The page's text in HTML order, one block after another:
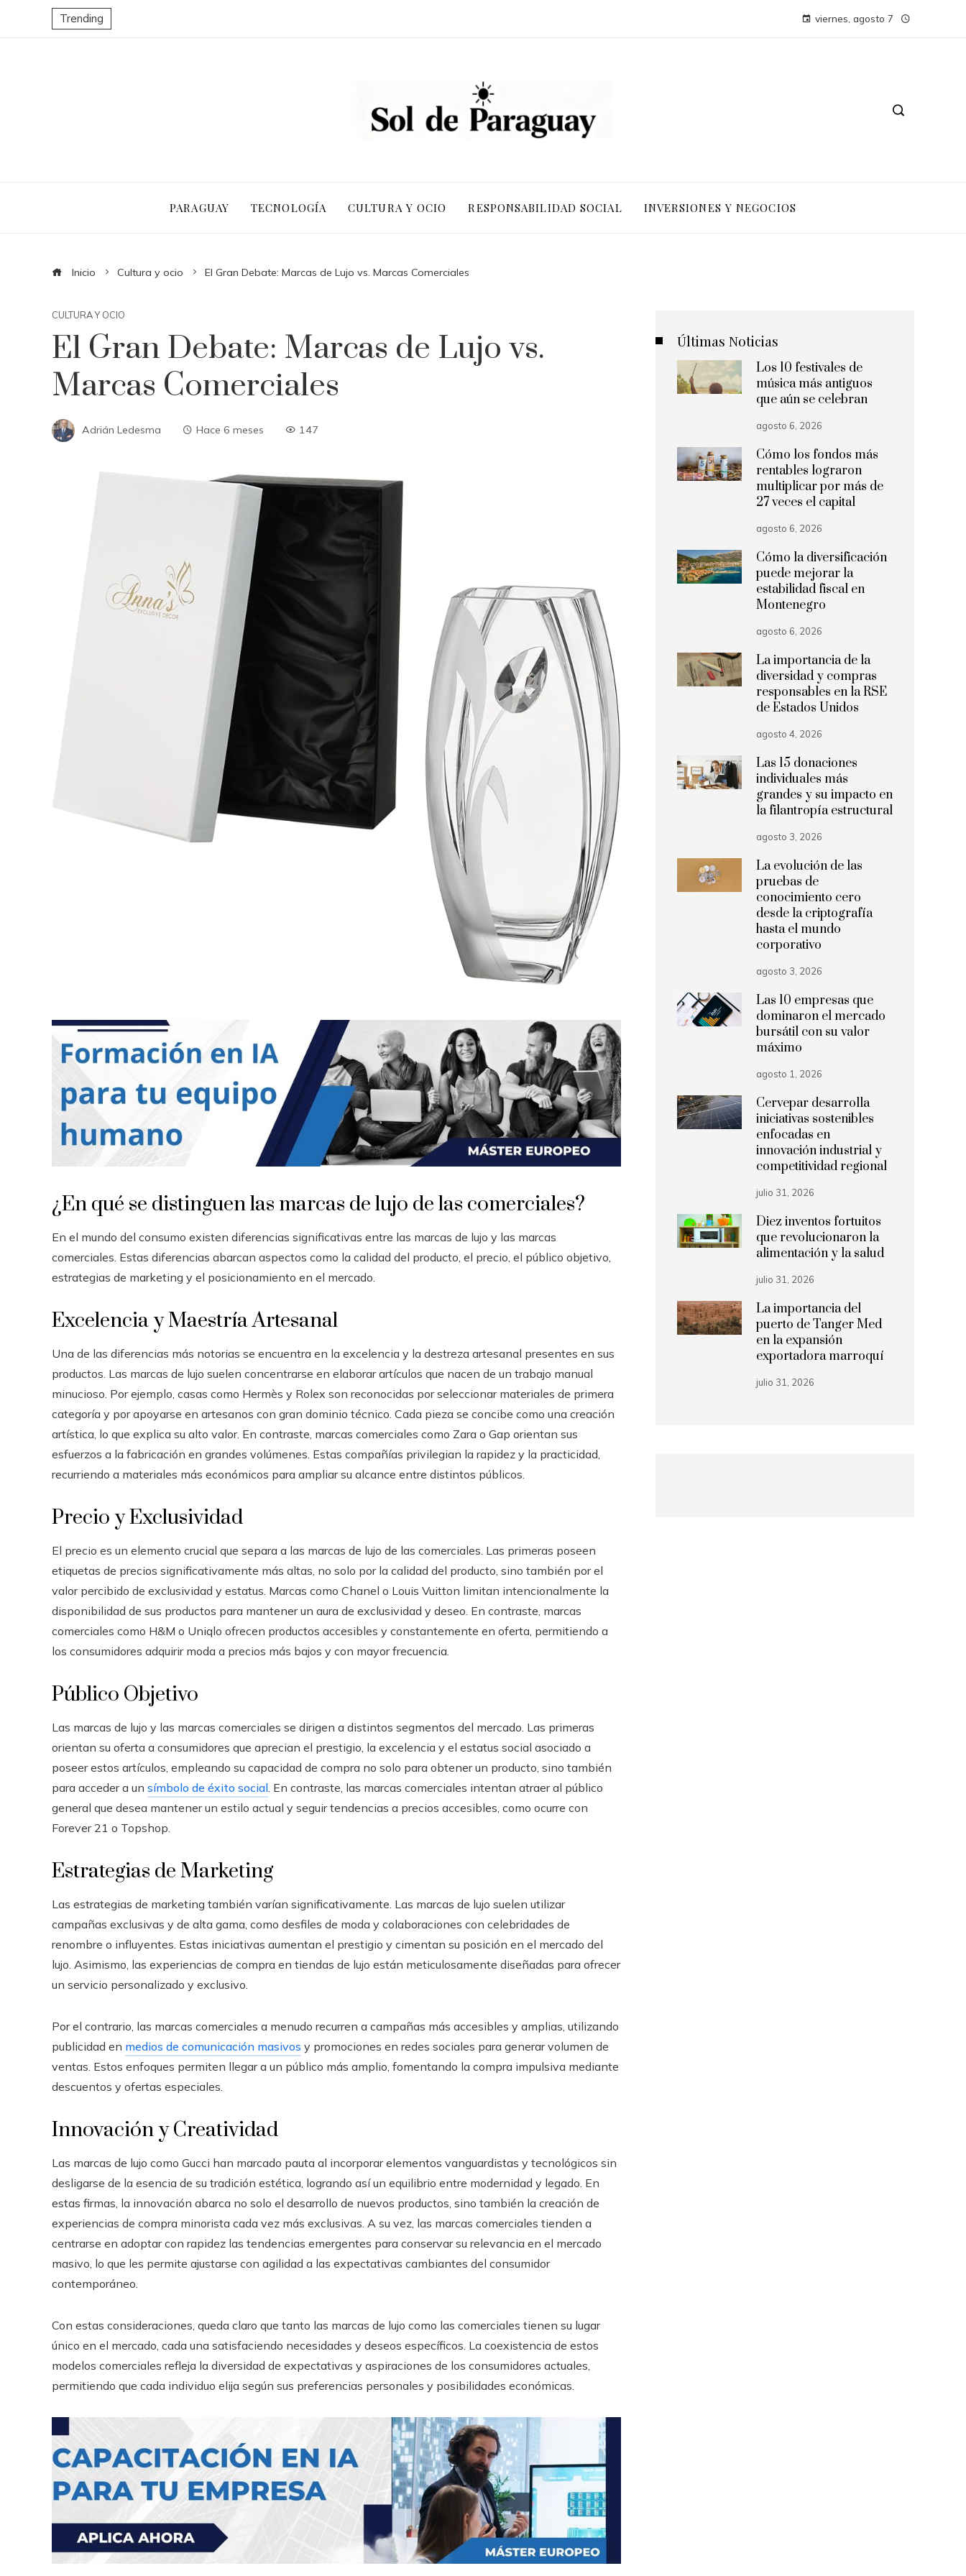
Trending viernes, agosto 7
PARAGUAY TECNOLOGÍA CULTURA Y OCIO RESPONSABILIDAD SOCIAL INVERSIONES Y NEGOCIOS
Inicio Cultura y ocio El Gran Debate: Marcas de Lujo vs. Marcas Comerciales
CULTURA Y OCIO
El Gran Debate: Marcas de Lujo vs.
Marcas Comerciales
Adrián Ledesma Hace 6 meses 147
¿En qué se distinguen las marcas de lujo de las comerciales?
En el mundo del consumo existen diferencias significativas entre las marcas de lujo y las marcas
comerciales. Estas diferencias abarcan aspectos como la calidad del producto, el precio, el público objetivo,
estrategias de marketing y el posicionamiento en el mercado.
Excelencia y Maestría Artesanal
Una de las diferencias más notorias se encuentra en la excelencia y la destreza artesanal presentes en sus
productos. Las marcas de lujo suelen concentrarse en elaborar artículos que nacen de un trabajo manual
minucioso. Por ejemplo, casas como Hermès y Rolex son reconocidas por seleccionar materiales de primera
categoría y por apoyarse en artesanos con gran dominio técnico. Cada pieza se concibe como una creación
artística, lo que explica su alto valor. En contraste, marcas comerciales como Zara o Gap orientan sus
esfuerzos a la fabricación en grandes volúmenes. Estas compañías privilegian la rapidez y la practicidad,
recurriendo a materiales más económicos para ampliar su alcance entre distintos públicos.
Precio y Exclusividad
El precio es un elemento crucial que separa a las marcas de lujo de las comerciales. Las primeras poseen
etiquetas de precios significativamente más altas, no solo por la calidad del producto, sino también por el
valor percibido de exclusividad y estatus. Marcas como Chanel o Louis Vuitton limitan intencionalmente la
disponibilidad de sus productos para mantener un aura de exclusividad y deseo. En contraste, marcas
comerciales como H&M o Uniqlo ofrecen productos accesibles y constantemente en oferta, permitiendo a
los consumidores adquirir moda a precios más bajos y con mayor frecuencia.
Público Objetivo
Las marcas de lujo y las marcas comerciales se dirigen a distintos segmentos del mercado. Las primeras
orientan su oferta a consumidores que aprecian el prestigio, la excelencia y el estatus social asociado a
poseer estos artículos, empleando su capacidad de compra no solo para obtener un producto, sino también
para acceder a un símbolo de éxito social. En contraste, las marcas comerciales intentan atraer al público
general que desea mantener un estilo actual y seguir tendencias a precios accesibles, como ocurre con
Forever 21 o Topshop.
Estrategias de Marketing
Las estrategias de marketing también varían significativamente. Las marcas de lujo suelen utilizar
campañas exclusivas y de alta gama, como desfiles de moda y colaboraciones con celebridades de
renombre o influyentes. Estas iniciativas aumentan el prestigio y cimentan su posición en el mercado del
lujo. Asimismo, las experiencias de compra en tiendas de lujo están meticulosamente diseñadas para ofrecer
un servicio personalizado y exclusivo.
Por el contrario, las marcas comerciales a menudo recurren a campañas más accesibles y amplias, utilizando
publicidad en medios de comunicación masivos y promociones en redes sociales para generar volumen de
ventas. Estos enfoques permiten llegar a un público más amplio, fomentando la compra impulsiva mediante
descuentos y ofertas especiales.
Innovación y Creatividad
Las marcas de lujo como Gucci han marcado pauta al incorporar elementos vanguardistas y tecnológicos sin
desligarse de la esencia de su tradición estética, logrando así un equilibrio entre modernidad y legado. En
estas firmas, la innovación abarca no solo el desarrollo de nuevos productos, sino también la creación de
experiencias de compra minorista cada vez más exclusivas. A su vez, las marcas comerciales tienden a
centrarse en adoptar con rapidez las tendencias emergentes para conservar su relevancia en el mercado
masivo, lo que les permite ajustarse con agilidad a las expectativas cambiantes del consumidor
contemporáneo.
Con estas consideraciones, queda claro que tanto las marcas de lujo como las comerciales tienen su lugar
único en el mercado, cada una satisfaciendo necesidades y deseos específicos. La coexistencia de estos
modelos comerciales refleja la diversidad de expectativas y aspiraciones de los consumidores actuales,
permitiendo que cada individuo elija según sus preferencias personales y posibilidades económicas.
Últimas Noticias
Los 10 festivales de
música más antiguos
que aún se celebran
agosto 6, 2026
Cómo los fondos más
rentables lograron
multiplicar por más de
27 veces el capital
agosto 6, 2026
Cómo la diversificación
puede mejorar la
estabilidad fiscal en
Montenegro
agosto 6, 2026
La importancia de la
diversidad y compras
responsables en la RSE
de Estados Unidos
agosto 4, 2026
Las 15 donaciones
individuales más
grandes y su impacto en
la filantropía estructural
agosto 3, 2026
La evolución de las
pruebas de
conocimiento cero
desde la criptografía
hasta el mundo
corporativo
agosto 3, 2026
Las 10 empresas que
dominaron el mercado
bursátil con su valor
máximo
agosto 1, 2026
Cervepar desarrolla
iniciativas sostenibles
enfocadas en
innovación industrial y
competitividad regional
julio 31, 2026
Diez inventos fortuitos
que revolucionaron la
alimentación y la salud
julio 31, 2026
La importancia del
puerto de Tanger Med
en la expansión
exportadora marroquí
julio 31, 2026